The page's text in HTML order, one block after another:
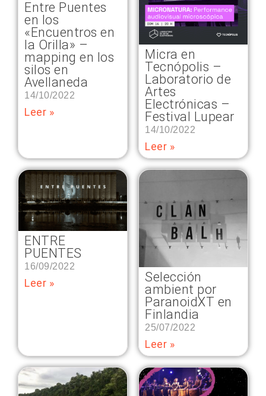
Entre Puentes
en los
«Encuentros en
la Orilla» –
mapping en los
silos en
Avellaneda
14/10/2022
Leer »
Micra en
Tecnópolis –
Laboratorio de
Artes
Electrónicas –
Festival Lupear
14/10/2022
Leer »
ENTRE
PUENTES
16/09/2022
Leer »
Selección
ambient por
ParanoidXT en
Finlandia
25/07/2022
Leer »